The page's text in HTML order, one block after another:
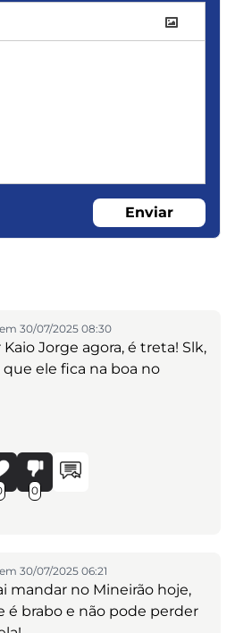
Enviar
30/07/2025 08:30
Jorge agora, é treta! Slk,
que ele fica na boa no
0
30/07/2025 06:21
mandar no Mineirão hoje,
é brabo e não pode perder